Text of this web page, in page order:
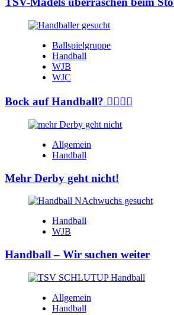
Ballspielgruppe
Handball
WJB
WJC
Bock auf Handball? 🤾‍♂️🤾‍♀️
Allgemein
Handball
Mehr Derby geht nicht!
Handball
WJB
Handball – Wir suchen weiter
Allgemein
Handball